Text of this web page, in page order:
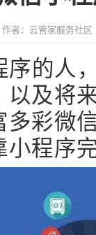
作者：云管家服务社区
的人
及将
彩微
程序